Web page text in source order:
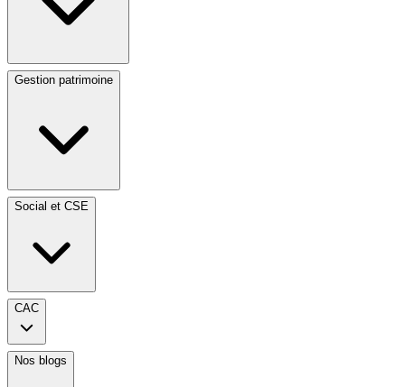
Gestion patrimoine
Social et CSE
CAC
Nos blogs